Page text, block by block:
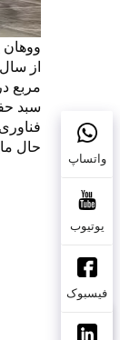
ووهان
مربع در
سبد
فناوری
حال
واتساپ
یوتیوب
فیسبوک